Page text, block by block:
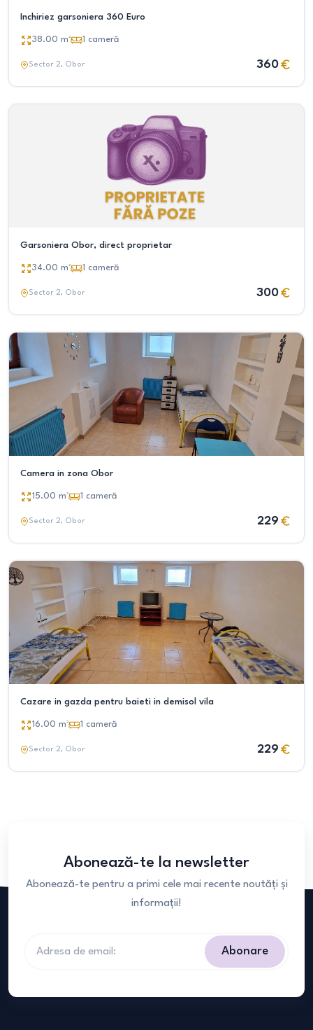
Inchiriez garsoniera 360 Euro
38.00 m² 1 cameră
Sector 2, Obor 360
Garsoniera Obor, direct proprietar
34.00 m² 1 cameră
Sector 2, Obor 300
Camera in zona Obor
15.00 m² 1 cameră
Sector 2, Obor 229
Cazare in gazda pentru baieti in demisol vila
16.00 m² 1 cameră
Sector 2, Obor 229
Abonează-te la newsletter
Abonează-te pentru a primi cele mai recente noutăți și
informații!
Abonare